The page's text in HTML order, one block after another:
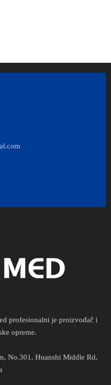
profesionalni je proizvođač i
opreme.​​​​​​
No.301, Huanshi Middle Rd,